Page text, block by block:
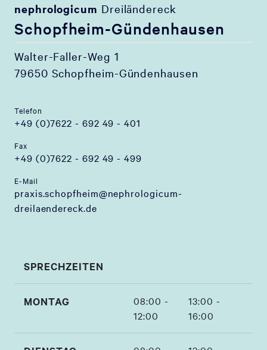
nephrologicum Dreiländereck
Schopfheim-Gündenhausen
Walter-Faller-Weg 1
79650 Schopfheim-Gündenhausen
Telefon
+49 (0)7622 - 692 49 - 401
Fax
+49 (0)7622 - 692 49 - 499
E-Mail
praxis.schopfheim@nephrologicum-
dreilaendereck.de
SPRECHZEITEN
MONTAG
08:00 -
12:00
13:00 -
16:00